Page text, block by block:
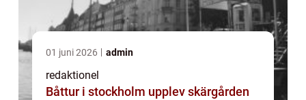
01 juni 2026 admin
redaktionel
Båttur i stockholm upplev skärgården